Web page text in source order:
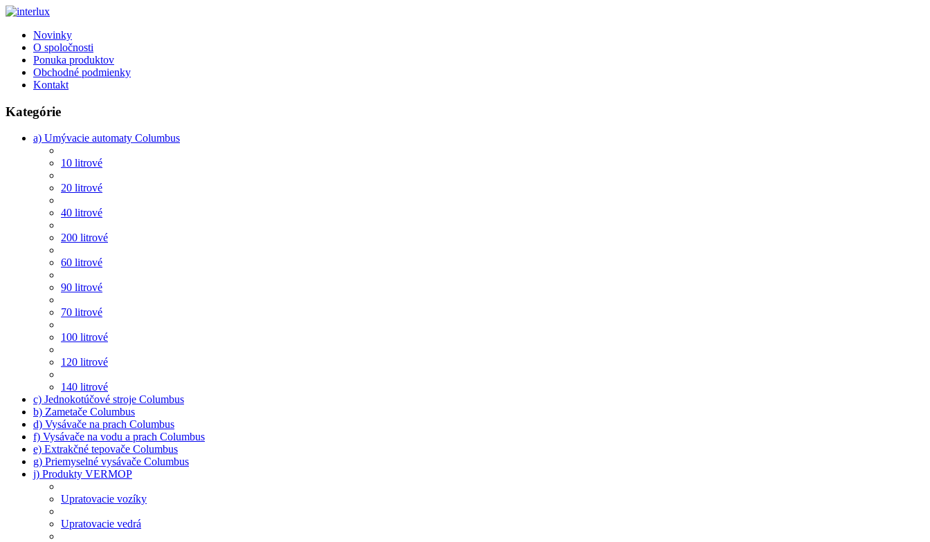
Novinky
O spoločnosti
Ponuka produktov
Obchodné podmienky
Kontakt
Kategórie
a) Umývacie automaty Columbus
10 litrové
20 litrové
40 litrové
200 litrové
60 litrové
90 litrové
70 litrové
100 litrové
120 litrové
140 litrové
c) Jednokotúčové stroje Columbus
b) Zametače Columbus
d) Vysávače na prach Columbus
f) Vysávače na vodu a prach Columbus
e) Extrakčné tepovače Columbus
g) Priemyselné vysávače Columbus
j) Produkty VERMOP
Upratovacie vozíky
Upratovacie vedrá